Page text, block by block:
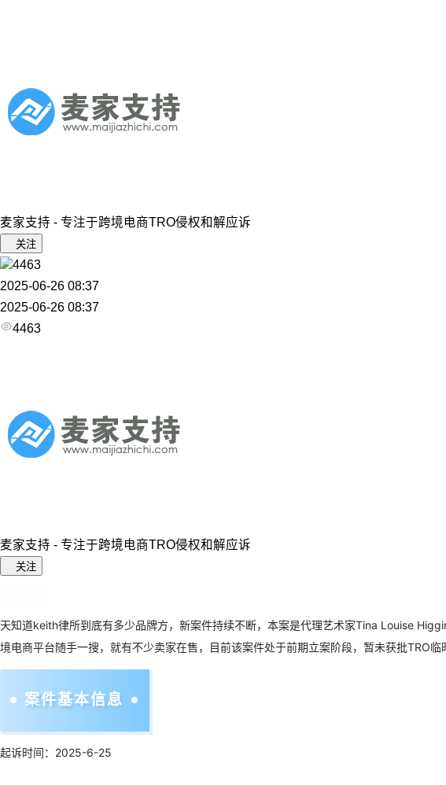
麦家支持 - 专注于跨境电商TRO侵权和解应诉
关注
4463
2025-06-26 08:37
2025-06-26 08:37
4463
麦家支持 - 专注于跨境电商TRO侵权和解应诉
关注
天知道keith律所到底有多少品牌方，新案件持续不断，本案是代理艺术家Tina Louise
境电商平台随手一搜，就有不少卖家在售，目前该案件处于前期立案阶段，暂未获批TRO临
案件基本信息
起诉时间：2025-6-25